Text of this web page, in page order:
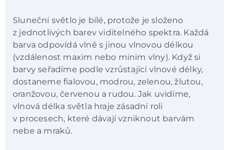
Sluneční světlo je bílé, protože je složeno
z jednotlivých barev viditelného spektra. Každá
barva odpovídá vlně s jinou vlnovou délkou
(vzdálenost maxim nebo minim vlny). Když si
barvy seřadíme podle vzrůstající vlnové délky,
dostaneme fialovou, modrou, zelenou, žlutou,
oranžovou, červenou a rudou. Jak uvidíme,
vlnová délka světla hraje zásadní roli
v procesech, které dávají vzniknout barvám
nebe a mraků.